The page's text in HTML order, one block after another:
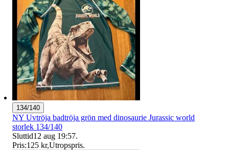
134/140
NY Uvtröja badtröja grön med dinosaurie Jurassic world
storlek 134/140
Sluttid12 aug 19:57.
Pris:125 kr,Utropspris.